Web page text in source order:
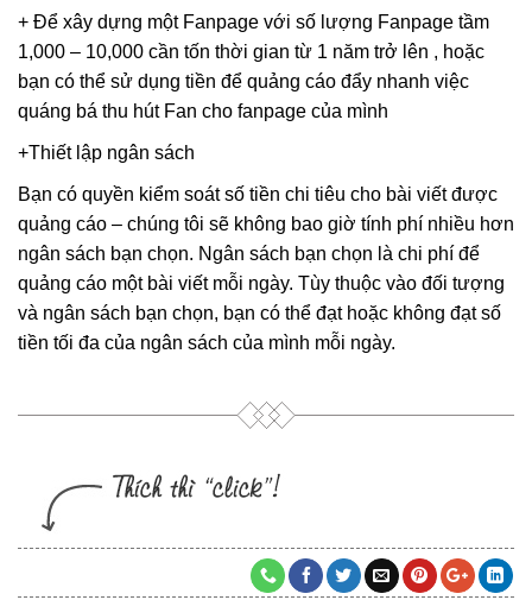
+ Để xây dựng một Fanpage với số lượng Fanpage tầm
1,000 – 10,000 cần tốn thời gian từ 1 năm trở lên , hoặc
bạn có thể sử dụng tiền để quảng cáo đẩy nhanh việc
quáng bá thu hút Fan cho fanpage của mình
+Thiết lập ngân sách
Bạn có quyền kiểm soát số tiền chi tiêu cho bài viết được
quảng cáo – chúng tôi sẽ không bao giờ tính phí nhiều hơn
ngân sách bạn chọn. Ngân sách bạn chọn là chi phí để
quảng cáo một bài viết mỗi ngày. Tùy thuộc vào đối tượng
và ngân sách bạn chọn, bạn có thể đạt hoặc không đạt số
tiền tối đa của ngân sách của mình mỗi ngày.